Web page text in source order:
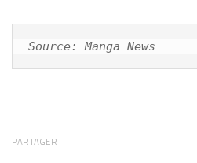
Source: Manga News
PARTAGER